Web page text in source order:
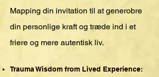
Mapping din invitation til at generobre
din personlige kraft og træde ind i et
friere og mere autentisk liv.
Trauma Wisdom from Lived Experience: